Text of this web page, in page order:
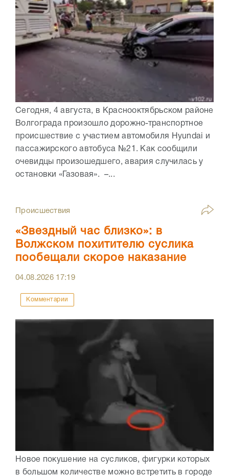
Сегодня, 4 августа, в Краснооктябрьском районе
Волгограда произошло дорожно-транспортное
происшествие с участием автомобиля Hyundai и
пассажирского автобуса №21. Как сообщили
очевидцы произошедшего, авария случилась у
остановки «Газовая». –...
Происшествия
«Звездный час близко»: в
Волжском похитителю суслика
пообещали скорое наказание
04.08.2026 17:19
Комментарии
Новое покушение на сусликов, фигурки которых
в большом количестве можно встретить в городе